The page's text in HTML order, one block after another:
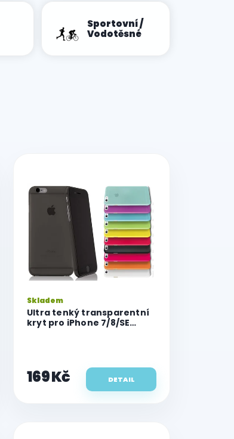
Sportovní /
Vodotěsné
Ultra tenký transparentní
kryt pro iPhone 7/8/SE
Skladem
169 Kč DETAIL